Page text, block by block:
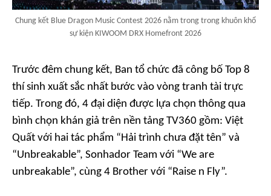
Chung kết Blue Dragon Music Contest 2026 nằm trong trong khuôn khổ
sự kiện KIWOOM DRX Homefront 2026
Trước đêm chung kết, Ban tổ chức đã công bố Top 8
thí sinh xuất sắc nhất bước vào vòng tranh tài trực
tiếp. Trong đó, 4 đại diện được lựa chọn thông qua
bình chọn khán giả trên nền tảng TV360 gồm: Việt
Quất với hai tác phẩm “Hải trình chưa đặt tên” và
“Unbreakable”, Sonhador Team với “We are
unbreakable”, cùng 4 Brother với “Raise n Fly”.